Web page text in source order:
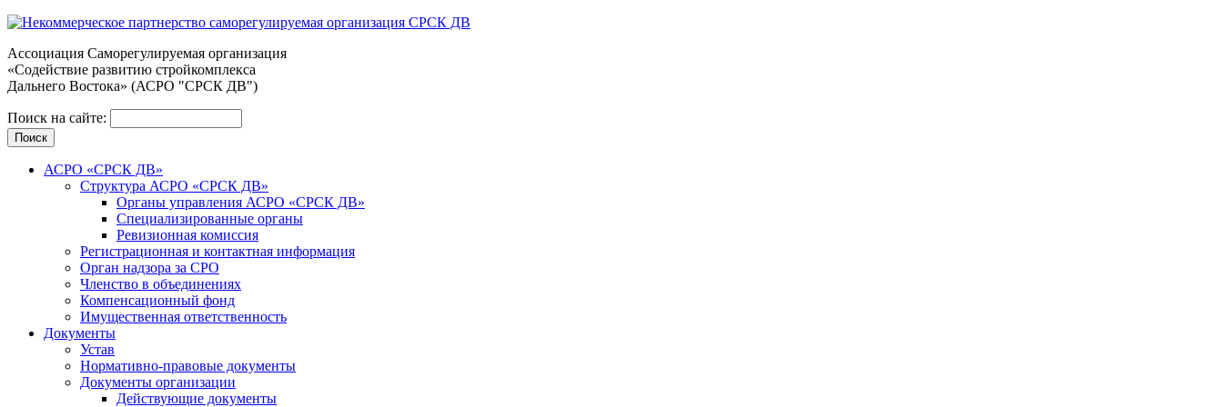
Ассоциация Cаморегулируемая организация
«Содействие развитию стройкомплекса
Дальнего Востока» (АСРО "СРСК ДВ")
Поиск на сайте:
АСРО «СРСК ДВ»
Структура АСРО «СРСК ДВ»
Органы управления АСРО «СРСК ДВ»
Специализированные органы
Ревизионная комиссия
Регистрационная и контактная информация
Орган надзора за СРО
Членство в объединениях
Компенсационный фонд
Имущественная ответственность
Документы
Устав
Нормативно-правовые документы
Документы организации
Действующие документы